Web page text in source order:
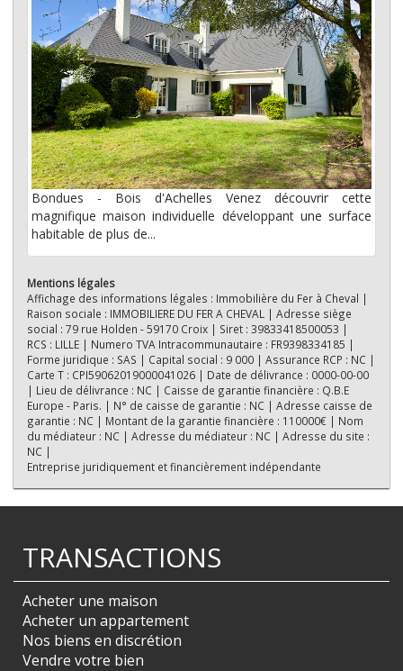
Bondues - Bois d'Achelles Venez découvrir cette
magnifique maison individuelle développant une surface
habitable de plus de...
Mentions légales
Affichage des informations légales : Immobilière du Fer à Cheval |
Raison sociale : IMMOBILIERE DU FER A CHEVAL | Adresse siège
social : 79 rue Holden - 59170 Croix | Siret : 39833418500053 |
RCS : LILLE | Numero TVA Intracommunautaire : FR9398334185 |
Forme juridique : SAS | Capital social : 9 000 | Assurance RCP : NC |
Carte T : CPI59062019000041026 | Date de délivrance : 0000-00-00
| Lieu de délivrance : NC | Caisse de garantie financière : Q.B.E
Europe - Paris. | N° de caisse de garantie : NC | Adresse caisse de
garantie : NC | Montant de la garantie financière : 110000€ | Nom
du médiateur : NC | Adresse du médiateur : NC | Adresse du site :
NC |
Entreprise juridiquement et financièrement indépendante
TRANSACTIONS
Acheter une maison
Acheter un appartement
Nos biens en discrétion
Vendre votre bien